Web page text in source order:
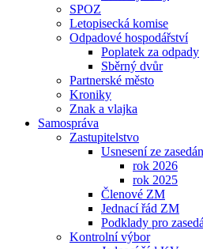
SPOZ
Letopisecká komise
Odpadové hospodářství
Poplatek za odpady
Sběrný dvůr
Partnerské město
Kroniky
Znak a vlajka
Samospráva
Zastupitelstvo
Usnesení ze
rok 2026
rok 2025
Členové ZM
Jednací řád ZM
Podklady pro
Kontrolní výbor